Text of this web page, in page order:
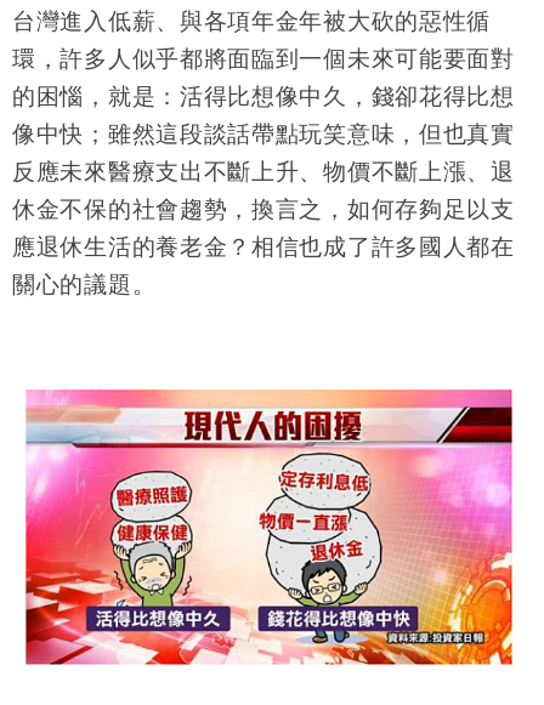
台灣進入低薪、與各項年金年被大砍的惡性循
環，許多人似乎都將面臨到一個未來可能要面對
的困惱，就是：活得比想像中久，錢卻花得比想
像中快；雖然這段談話帶點玩笑意味，但也真實
反應未來醫療支出不斷上升、物價不斷上漲、退
休金不保的社會趨勢，換言之，如何存夠足以支
應退休生活的養老金？相信也成了許多國人都在
關心的議題。